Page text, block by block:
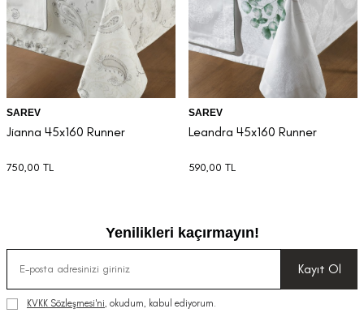
SAREV
Jianna 45x160 Runner
750,00 TL
SAREV
Leandra 45x160 Runner
590,00 TL
Yenilikleri kaçırmayın!
Kayıt Ol
KVKK Sözleşmesi'ni, okudum, kabul ediyorum.